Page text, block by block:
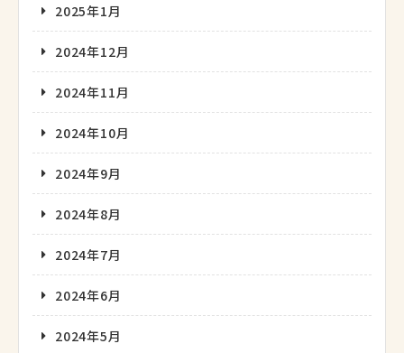
2025年1月
2024年12月
2024年11月
2024年10月
2024年9月
2024年8月
2024年7月
2024年6月
2024年5月